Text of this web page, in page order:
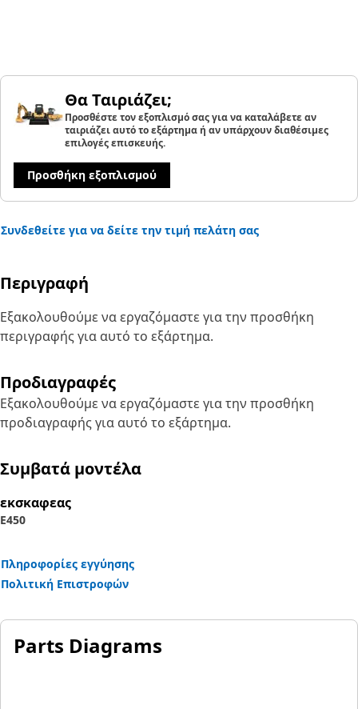
Θα Ταιριάζει;
Προσθέστε τον εξοπλισμό σας για να καταλάβετε αν
ταιριάζει αυτό το εξάρτημα ή αν υπάρχουν διαθέσιμες
επιλογές επισκευής.
Προσθήκη εξοπλισμού
Συνδεθείτε για να δείτε την τιμή πελάτη σας
Περιγραφή
Εξακολουθούμε να εργαζόμαστε για την προσθήκη
περιγραφής για αυτό το εξάρτημα.
Προδιαγραφές
Εξακολουθούμε να εργαζόμαστε για την προσθήκη
προδιαγραφής για αυτό το εξάρτημα.
Συμβατά μοντέλα
εκσκαφεας
E450
Πληροφορίες εγγύησης
Πολιτική Επιστροφών
Parts Diagrams